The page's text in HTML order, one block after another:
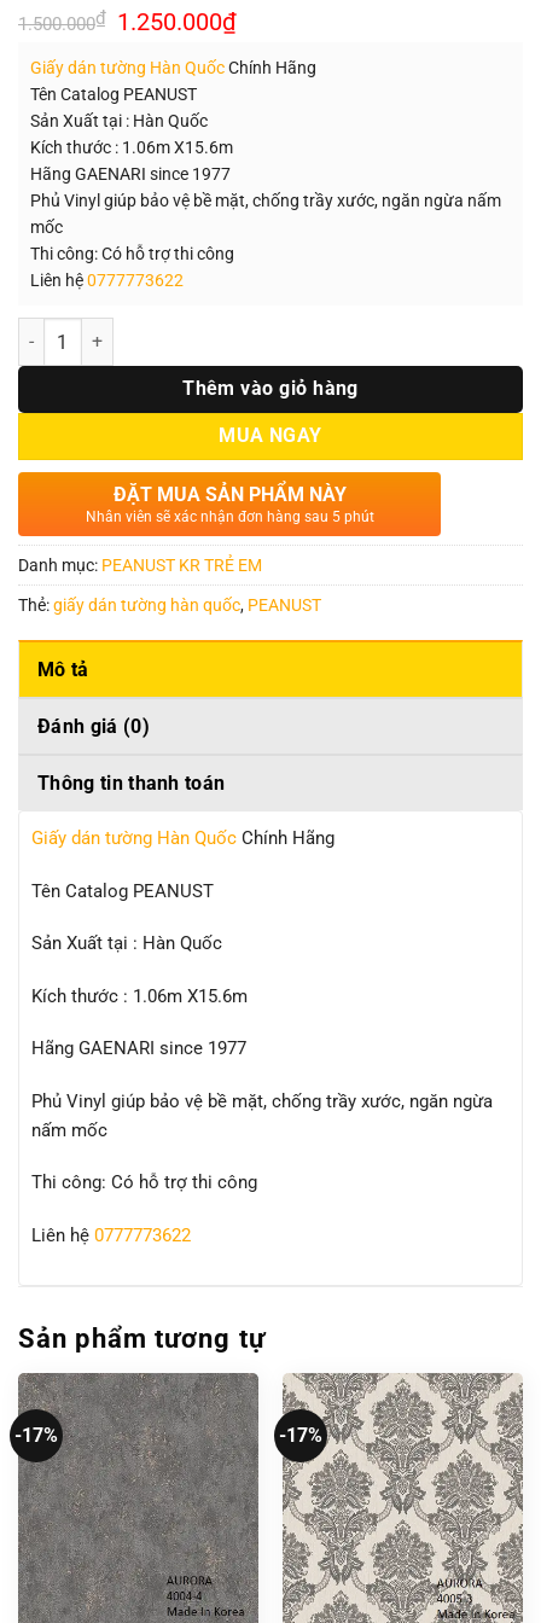
1.500.000₫ Giá
gốc
1.500.000₫.
1.250.000₫Giá
hiện
là:
Giấy dán tường Hàn QuốcChính Hãng
Tên Catalog PEANUST
Sản Xuất tại : Hàn Quốc
Kích thước : 1.06m X15.6m
Hãng GAENARI since 1977
Phủ Vinyl giúp bảo vệ bề mặt, chống trầy xước, ngăn ngừa nấm
mốc
Thi công: Có hỗ trợ thi công
Liên hệ0777773622
Số lượng
Thêm vào giỏ hàng
MUA NGAY
ĐẶT MUA SẢN PHẨM NÀY
Nhân viên sẽ xác nhận đơn hàng sau 5 phút
Danh mục: PEANUST KR TRẺ EM
Thẻ:giấy dán tường hàn quốc, PEANUST
Mô tả
Đánh giá (0)
Thông tin thanh toán
Giấy dán tường Hàn Quốc Chính Hãng
Tên Catalog PEANUST
Sản Xuất tại : Hàn Quốc
Kích thước : 1.06m X15.6m
Hãng GAENARI since 1977
Phủ Vinyl giúp bảo vệ bề mặt, chống trầy xước, ngăn ngừa
nấm mốc
Thi công: Có hỗ trợ thi công
Liên hệ 0777773622
Sản phẩm tương tự
-17% -17%